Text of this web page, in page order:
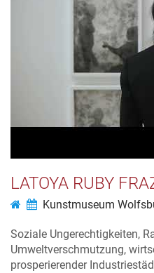
LATOYA RUBY
Kunstmuseum
Soziale Ungerechtigkeiten,
Umweltverschmutzung,
prosperierender